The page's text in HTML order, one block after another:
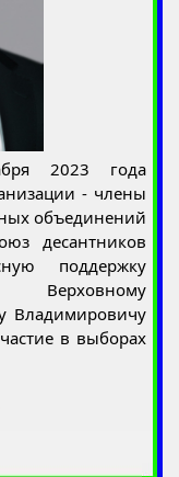
2023 года
- члены
объединений
десантников
поддержку
Владимировичу
в выборах